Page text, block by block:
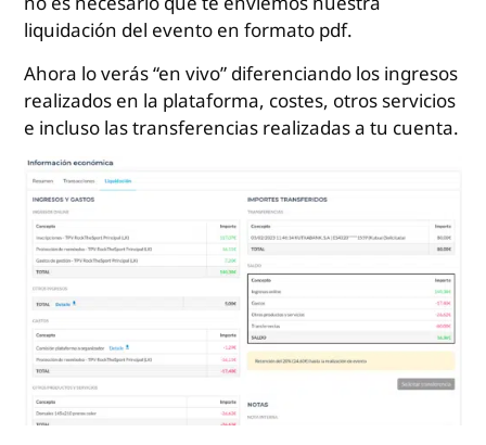
liquidación del evento en formato pdf.
Ahora lo verás “en vivo” diferenciando los ingresos
realizados en la plataforma, costes, otros servicios
e incluso las transferencias realizadas a tu cuenta.